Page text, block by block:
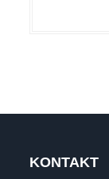
KONTAKT